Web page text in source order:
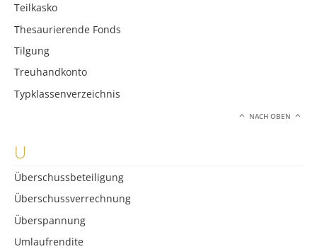
Teilkasko
Thesaurierende Fonds
Tilgung
Treuhandkonto
Typklassenverzeichnis
NACH OBEN
U
Überschussbeteiligung
Überschussverrechnung
Überspannung
Umlaufrendite